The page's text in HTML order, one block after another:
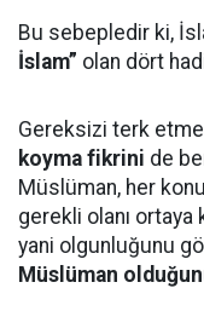
Bu sebepledir ki,
İslam” olan dört
Gereksizi terk
koyma fikrini de
Müslüman, her
gerekli olanı ortaya
yani olgunluğunu
Müslüman